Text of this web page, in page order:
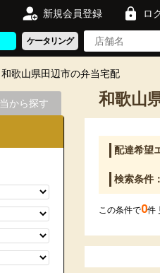
新規会員登録 ロ
ケータリング
和歌山県田辺市の弁当宅配
から探す 和歌山
配達希望
検索条件：
この条件で0件